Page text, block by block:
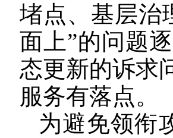
堵点、基层治
面上”的问题
态更新的诉求
服务有落点。
为避免领衔